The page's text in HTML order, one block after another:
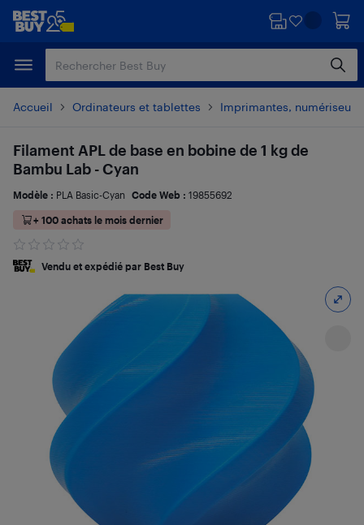
Passer
principal
Passer
Accueil Ordinateurs et tablettes Imprimantes,
Filament APL de base en bobine de 1 kg de
Bambu Lab - Cyan
Modèle : PLA Basic-Cyan Code Web : 19855692
+ 100 achats le mois dernier
Vendu et expédié par Best Buy